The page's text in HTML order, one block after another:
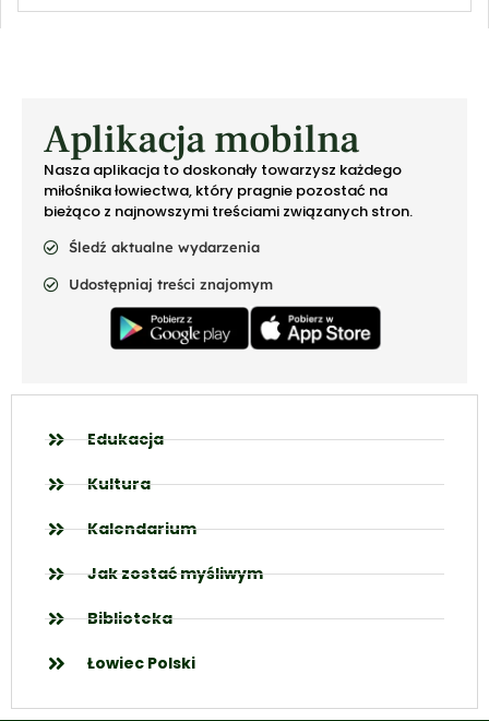
Aplikacja mobilna
Nasza aplikacja to doskonały towarzysz każdego
miłośnika łowiectwa, który pragnie pozostać na
bieżąco z najnowszymi treściami związanych stron.
Śledź aktualne wydarzenia
Udostępniaj treści znajomym
Edukacja
Kultura
Kalendarium
Jak zostać myśliwym
Biblioteka
Łowiec Polski